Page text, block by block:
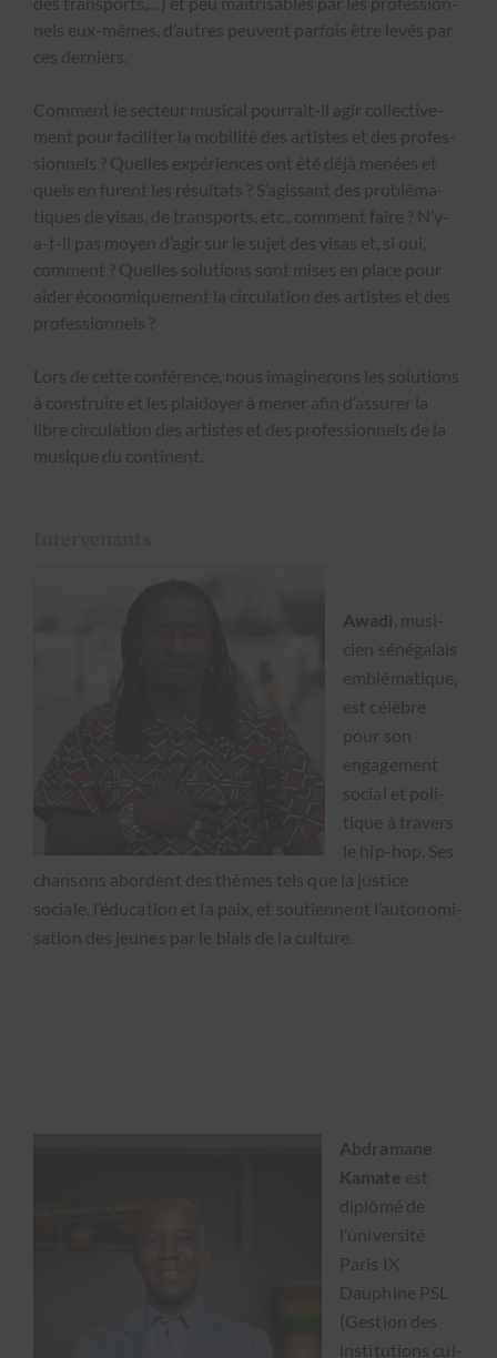
nels eux-mêmes, d’autres peu­vent par­fois être lev­és par
ces derniers.
Com­ment le secteur musi­cal pour­rait-il agir col­lec­tive­
ment pour faciliter la mobil­ité des artistes et des pro­fes­
sion­nels ? Quelles expéri­ences ont été déjà menées et
quels en furent les résul­tats ? S’agissant des prob­lé­ma­
tiques de visas, de trans­ports, etc., com­ment faire ? N’y-
a-t-il pas moyen d’agir sur le sujet des visas et, si oui,
com­ment ? Quelles solu­tions sont mis­es en place pour
aider économique­ment la cir­cu­la­tion des artistes et des
pro­fes­sion­nels ?
Lors de cette con­férence, nous imag­inerons les solu­tions
à con­stru­ire et les plaidoy­er à men­er afin d’assurer la
libre cir­cu­la­tion des artistes et des pro­fes­sion­nels de la
musique du con­ti­nent.
Awa­di , musi­
cien séné­galais
emblé­ma­tique,
est célèbre
pour son
engage­ment
social et poli­
tique à tra­vers
le hip-hop. Ses
chan­sons abor­dent des thèmes tels que la jus­tice
sociale, l’é­d­u­ca­tion et la paix, et sou­ti­en­nent l’au­tonomi­
sa­tion des jeunes par le biais de la cul­ture.
Abdra­mane
Kamate est
diplômé de
l’université
Paris IX
Dauphine PSL
(Ges­tion des
insti­tu­tions cul­